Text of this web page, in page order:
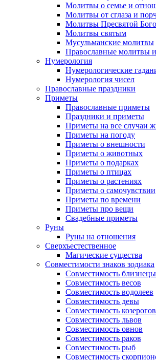
Молитвы о семье и
Молитвы от сглаза и
Молитвы Пресвятой
Молитвы святым
Мусульманские молитвы
Православные молитвы
Нумерология
Нумерологические
Нумерология чисел
Православные праздники
Приметы
Православные приметы
Праздники и приметы
Приметы на все случаи
Приметы на погоду
Приметы о внешности
Приметы о животных
Приметы о подарках
Приметы о птицах
Приметы о растениях
Приметы о самочувствии
Приметы по времени
Приметы про вещи
Свадебные приметы
Руны
Руны на отношения
Сверхъестественное
Магические существа
Совместимости знаков зодиака
Совместимость близнецы
Совместимость весов
Совместимость водолеев
Совместимость девы
Совместимость козерогов
Совместимость львов
Совместимость овнов
Совместимость раков
Совместимость рыб
Совместимость